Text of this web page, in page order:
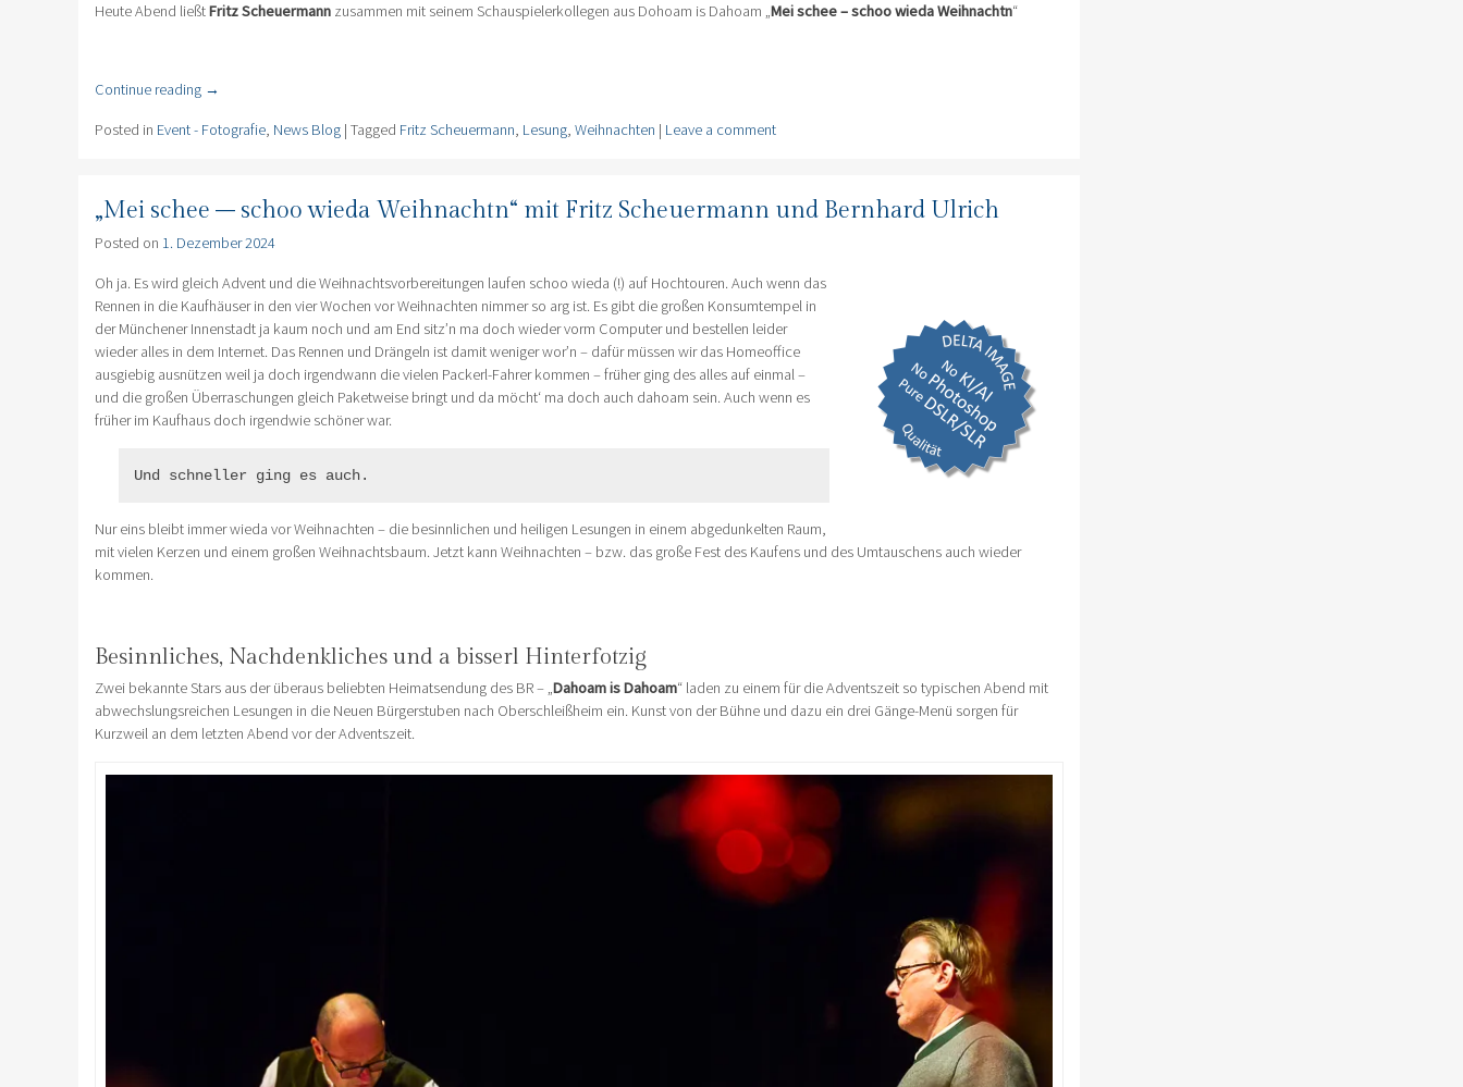
Heute Abend ließtFritz Scheuermann zusammen mit seinem Schauspielerkollegen aus Dohoam is Dahoam „Mei schee – schoo wieda Weihnachtn“
Continue reading →
Posted in Event - Fotografie, News Blog | Tagged Fritz Scheuermann, Lesung, Weihnachten | Leave a comment
„Mei schee – schoo wieda Weihnachtn“ mit Fritz Scheuermann und Bernhard Ulrich
Posted on 1. Dezember 2024
Oh ja. Es wird gleich Advent und die Weihnachtsvorbereitungen laufen schoo wieda (!) auf Hochtouren. Auch wenn das
Rennen in die Kaufhäuser in den vier Wochen vor Weihnachten nimmer so arg ist. Es gibt die großen Konsumtempel in
der Münchener Innenstadt ja kaum noch und am End sitz’n ma doch wieder vorm Computer und bestellen leider
wieder alles in dem Internet. Das Rennen und Drängeln ist damit weniger wor’n – dafür müssen wir das Homeoffice
ausgiebig ausnützen weil ja doch irgendwann die vielen Packerl-Fahrer kommen – früher ging des alles auf einmal –
und die großen Überraschungen gleich Paketweise bringt und da möcht‘ ma doch auch dahoam sein. Auch wenn es
früher im Kaufhaus doch irgendwie schöner war.
Und schneller ging es auch.
Nur eins bleibt immer wieda vor Weihnachten – die besinnlichen und heiligen Lesungen in einem abgedunkelten Raum,
mit vielen Kerzen und einem großen Weihnachtsbaum. Jetzt kann Weihnachten – bzw. das große Fest des Kaufens und des Umtauschens auch wieder
kommen.
Besinnliches, Nachdenkliches und a bisserl Hinterfotzig
Zwei bekannte Stars aus der überaus beliebten Heimatsendung des BR – „Dahoam is Dahoam“ laden zu einem für die Adventszeit so typischen Abend mit
abwechslungsreichen Lesungen in die Neuen Bürgerstuben nach Oberschleißheim ein. Kunst von der Bühne und dazu ein drei Gänge-Menü sorgen für
Kurzweil an dem letzten Abend vor der Adventszeit.